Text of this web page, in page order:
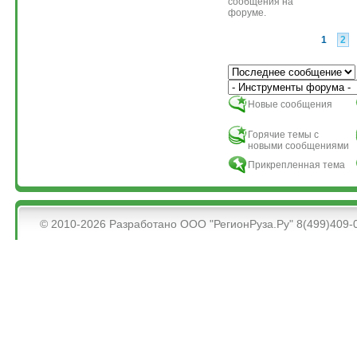
форуме.
1 2
Сортировка по
Новые сообщения
Горячие темы с
новыми сообщениями
Прикрепленная тема
&bsps;
© 2010-2026 Разработано ООО "РегионРуза.Ру" 8(499)409-